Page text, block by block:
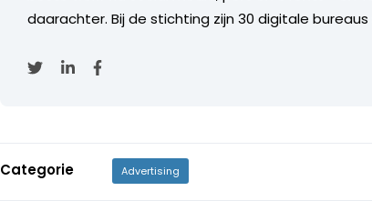
daarachter. Bij de stichting zijn 30 digitale
Categorie Advertising